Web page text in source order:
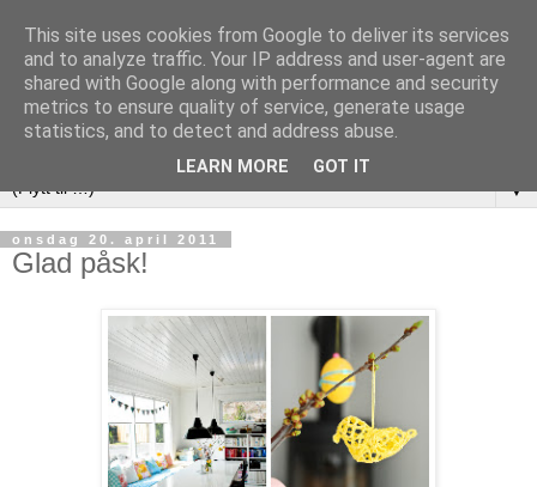
▼
onsdag 20. april 2011
Glad påsk!
This site uses cookies from Google to deliver its services
and to analyze traffic. Your IP address and user-agent are
shared with Google along with performance and security
metrics to ensure quality of service, generate usage
statistics, and to detect and address abuse.
LEARN MORE GOT IT